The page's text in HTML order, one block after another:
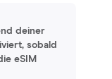
deiner
sobald
eSIM